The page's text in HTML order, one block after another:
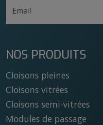
NOS PRODUITS
Cloisons pleines
Cloisons vitrées
Cloisons semi-vitrées
Modules de passage